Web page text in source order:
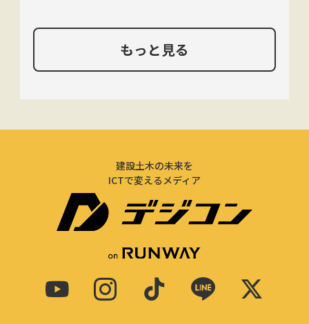
もっと見る
建設土木の未来を
ICTで変えるメディア